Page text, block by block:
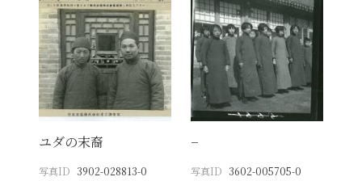
ユダの末裔
写真ID 3902-028813-0
−
写真ID 3602-005705-0